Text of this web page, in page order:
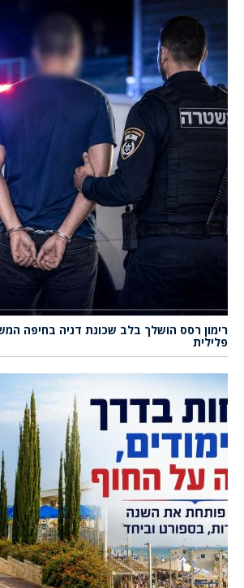
רימון רסס הושלך בלב שכונת דניה בחיפה
פלילית